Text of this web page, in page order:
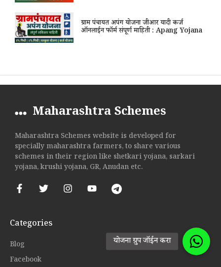
ग्राम पंचायत अपंग योजना जीआर यादी कर्ज
ऑनलाईन फॉर्म संपूर्ण माहिती : Apang Yojana
Maharashtra Schemes
Maharashtra Schemes website is developed for
specially maharashtra farmers, to share various
schemes in their region like shetkari yojana, sarkari
yojana, krushi yojana, GR, Anudan etc.
Categories
Blog
Facebook